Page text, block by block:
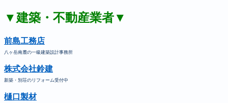
▼建築・不動産業者▼
前島工務店
八ヶ岳南麓の一級建築設計事務所
株式会社鈴建
新築・別荘のリフォーム受付中
樋口製材